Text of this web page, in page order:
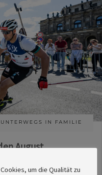
UNTERWEGS IN FAMILIE
August
um die Qualität zu